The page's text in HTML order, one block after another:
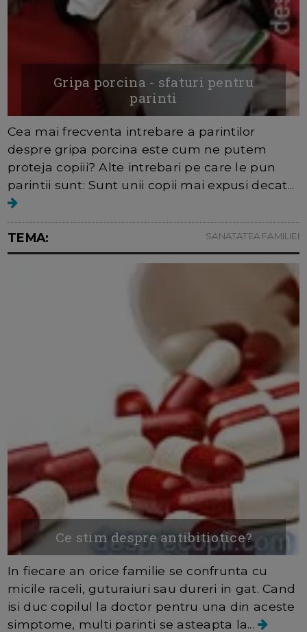
Gripa porcina - sfaturi pentru
parinti
Cea mai frecventa intrebare a parintilor
despre gripa porcina este cum ne putem
proteja copiii? Alte intrebari pe care le pun
parintii sunt: Sunt unii copii mai expusi decat...
TEMA: SANATATEA FAMILIEI
Ce stim despre antibitiotice?
In fiecare an orice familie se confrunta cu
micile raceli, guturaiuri sau dureri in gat. Cand
isi duc copilul la doctor pentru una din aceste
simptome, multi parinti se asteapta la...